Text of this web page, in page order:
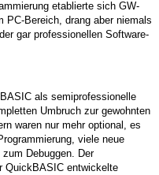
etablierte sich GW-
PC-Bereich, drang aber niemals
gar professionellen Software-
als semiprofessionelle
Umbruch zur gewohnten
waren nur mehr optional, es
viele neue
Debuggen. Der
QuickBASIC entwickelte